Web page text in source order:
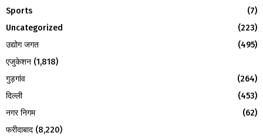
Sports
(7)
Uncategorized
(223)
उद्योग जगत
(495)
एजुकेशन (1,818)
गुड़गांव
(264)
दिल्ली
(453)
नगर निगम
(62)
फरीदाबाद (8,220)